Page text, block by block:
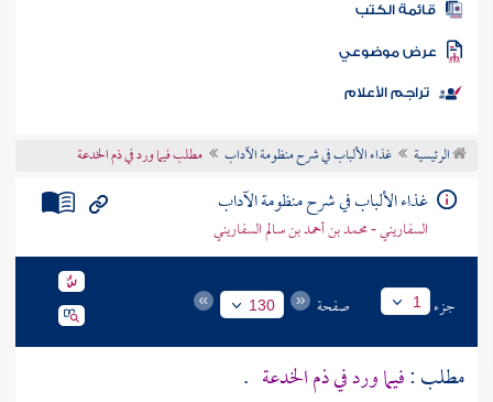
المكتبة
الكتب
موضوعي
تراجم الأعلام
الرئيسية غذاء الألباب في شرح منظومة الآداب مطلب فيما ورد في ذم الخدعة
غذاء الألباب في شرح منظومة الآداب
السفاريني - محمد بن أحمد بن سالم السفاريني
جزء 1 صفحة 130
مطلب :فيما ورد في ذم الخدعة .